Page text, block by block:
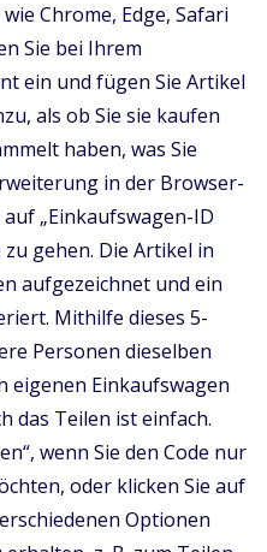
Chrome, Edge, Safari
Sie bei Ihrem
ein und fügen Sie Artikel
als ob Sie sie kaufen
haben, was Sie
in der Browser-
„Einkaufswagen-ID
gehen. Die Artikel in
aufgezeichnet und ein
Mithilfe dieses 5-
Personen dieselben
eigenen Einkaufswagen
das Teilen ist einfach.
wenn Sie den Code nur
oder klicken Sie auf
Optionen